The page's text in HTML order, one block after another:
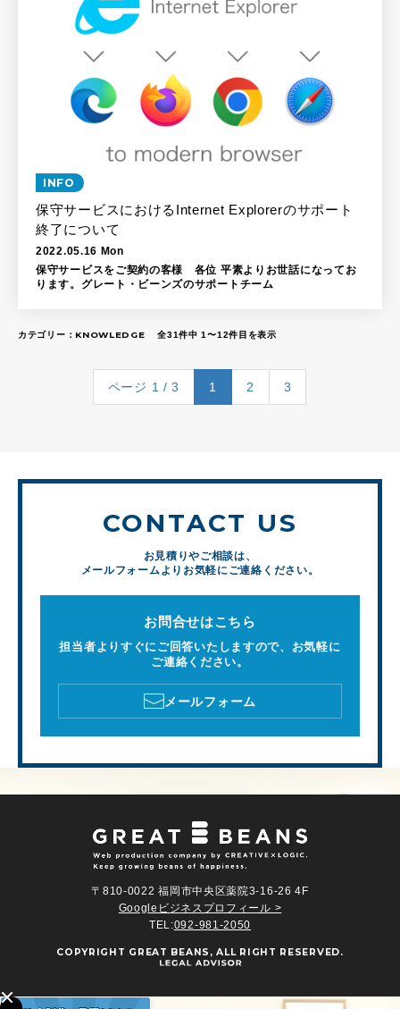
INFO
保守サービスにおけるInternet Explorerのサポート
終了について
2022.05.16 Mon
保守サービスをご契約の客様 各位 平素よりお世話になってお
ります。グレート・ビーンズのサポートチーム
カテゴリー： KNOWLEDGE 全31件中 1〜12件目を表示
ページ 1 / 3 1 2 3
CONTACT US
お見積りやご相談は、
メールフォームよりお気軽にご連絡ください。
お問合せはこちら
担当者よりすぐにご回答いたしますので、お気軽に
ご連絡ください。
メールフォーム
〒810-0022 福岡市中央区薬院3-16-26 4F
Googleビジネスプロフィール >
TEL:092-981-2050
COPYRIGHT GREAT BEANS , ALL RIGHT RESERVED.